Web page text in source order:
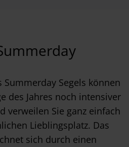
Summerday Segels können
des Jahres noch intensiver
verweilen Sie ganz einfach
Lieblingsplatz. Das
sich durch einen